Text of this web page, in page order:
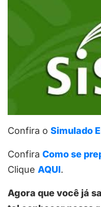
Confira o Simulado
Confira Como se
Clique AQUI.
Agora que você já